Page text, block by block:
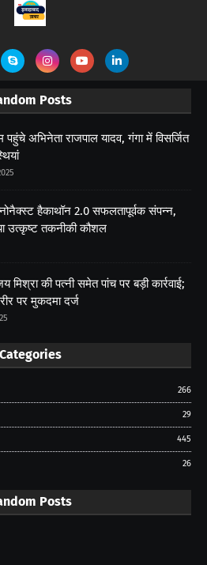
Posts
पहुंचे अभिनेता राजपाल यादव, गंगा में विसर्जित
हैकाथॉन 2.0 सफलतापूर्वक संपन्न,
उत्कृष्ट तकनीकी कौशल
मिश्रा की पत्नी समेत पांच पर बड़ी कार्रवाई;
पर मुकदमा दर्ज
Categories
266
29
445
26
Posts